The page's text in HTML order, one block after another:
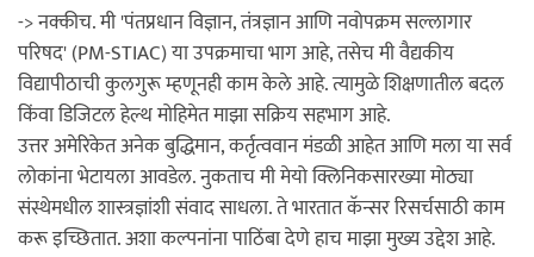
-> नक्कीच. मी 'पंतप्रधान विज्ञान, तंत्रज्ञान आणि नवोपक्रम सल्लागार
परिषद' (PM-STIAC) या उपक्रमाचा भाग आहे, तसेच मी वैद्यकीय
विद्यापीठाची कुलगुरू म्हणूनही काम केले आहे. त्यामुळे शिक्षणातील बदल
किंवा डिजिटल हेल्थ मोहिमेत माझा सक्रिय सहभाग आहे.
उत्तर अमेरिकेत अनेक बुद्धिमान, कर्तृत्ववान मंडळी आहेत आणि मला या सर्व
लोकांना भेटायला आवडेल. नुकताच मी मेयो क्लिनिकसारख्या मोठ्या
संस्थेमधील शास्त्रज्ञांशी संवाद साधला. ते भारतात कॅन्सर रिसर्चसाठी काम
करू इच्छितात. अशा कल्पनांना पाठिंबा देणे हाच माझा मुख्य उद्देश आहे.